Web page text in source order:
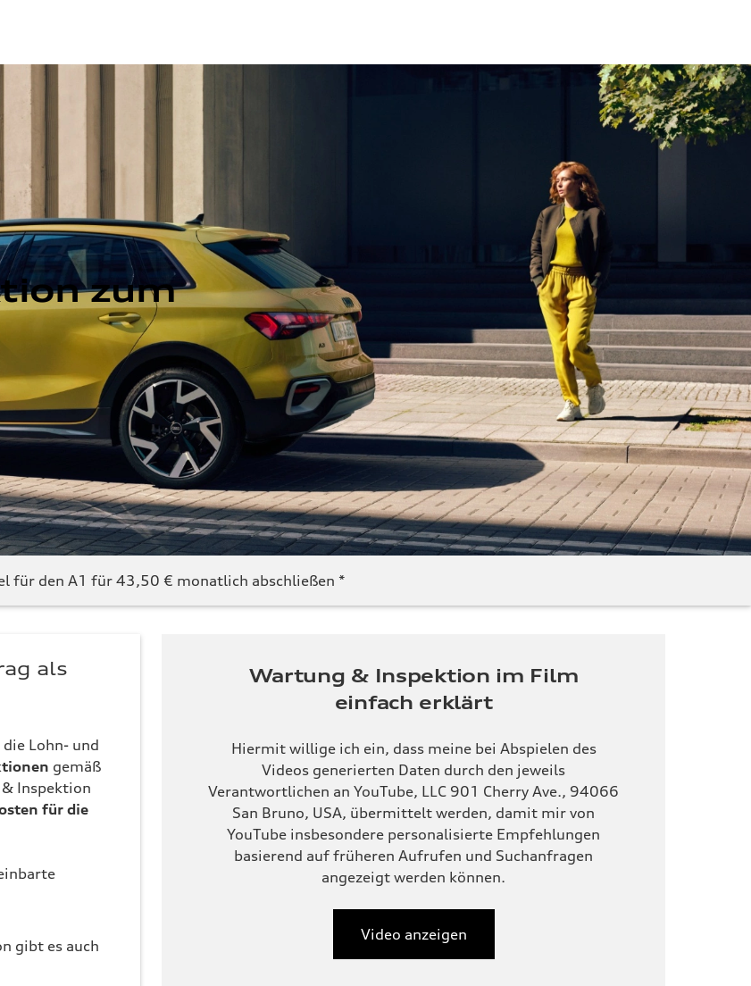
zum
für den A1 für 43,50 € monatlich abschließen *
als
Lohn- und
gemäß
Inspektion
für die
gibt es auch
Wartung & Inspektion im Film
einfach erklärt
Hiermit willige ich ein, dass meine bei Abspielen des
Videos generierten Daten durch den jeweils
Verantwortlichen an YouTube, LLC 901 Cherry Ave., 94066
San Bruno, USA, übermittelt werden, damit mir von
YouTube insbesondere personalisierte Empfehlungen
basierend auf früheren Aufrufen und Suchanfragen
angezeigt werden können.
Video anzeigen